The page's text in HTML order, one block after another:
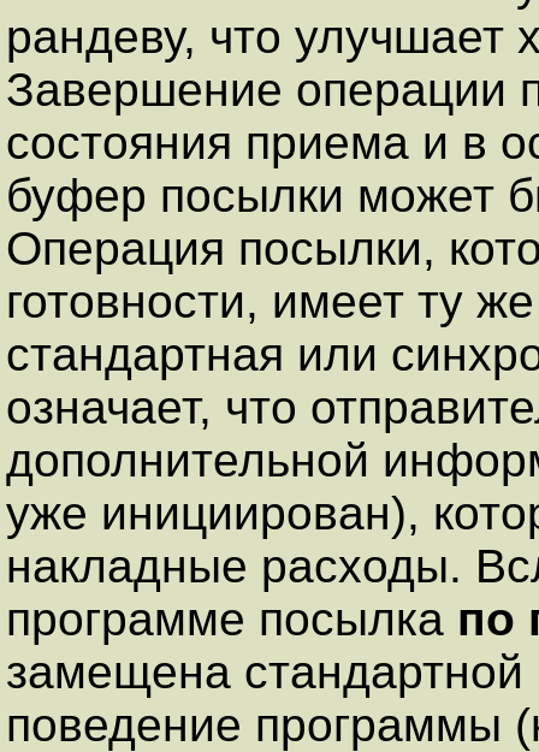
рандеву, что улучшает
Завершение операции
состояния приема и в
буфер посылки может
Операция посылки,
готовности, имеет ту
стандартная или
означает, что
дополнительной
уже инициирован),
накладные расходы.
программе посылка по
замещена стандартной
поведение программы